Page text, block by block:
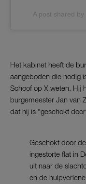
A post shared
Het kabinet heeft de
aangeboden die nodig
Schoof op X weten. Hij
burgemeester Jan van
dat hij is “geschokt
Geschokt door
ingestorte flat in
uit naar de
en de